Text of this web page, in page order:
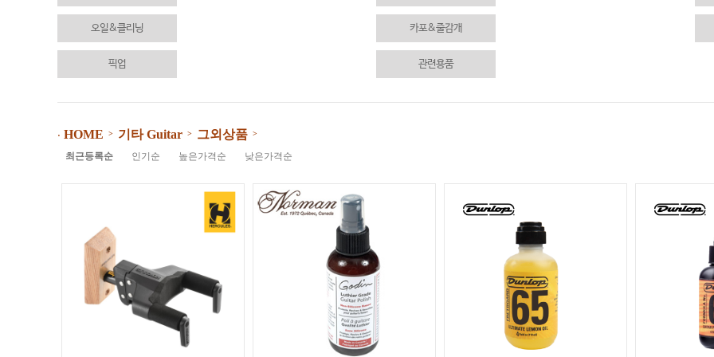
오일&클리닝 카포&줄감개
픽업 관련용품
⋅ HOME > 기타 Guitar > 그외상품 >
최근등록순 인기순 높은가격순 낮은가격순